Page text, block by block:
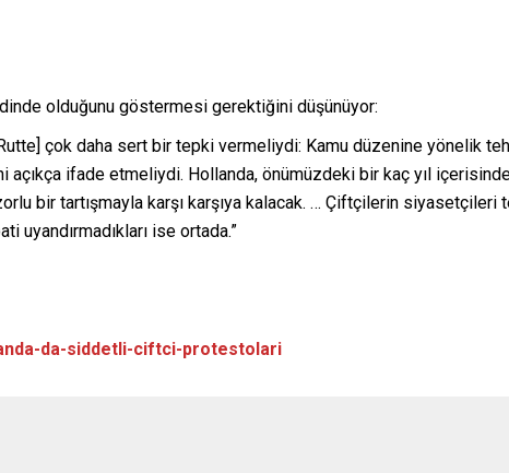
olduğunu göstermesi gerektiğini düşünüyor:
çok daha sert bir tepki vermeliydi: Kamu düzenine yönelik
açıkça ifade etmeliydi. Hollanda, önümüzdeki bir kaç yıl
bir tartışmayla karşı karşıya kalacak. … Çiftçilerin siyasetçileri
ise ortada.”
da-siddetli-ciftci-protestolari